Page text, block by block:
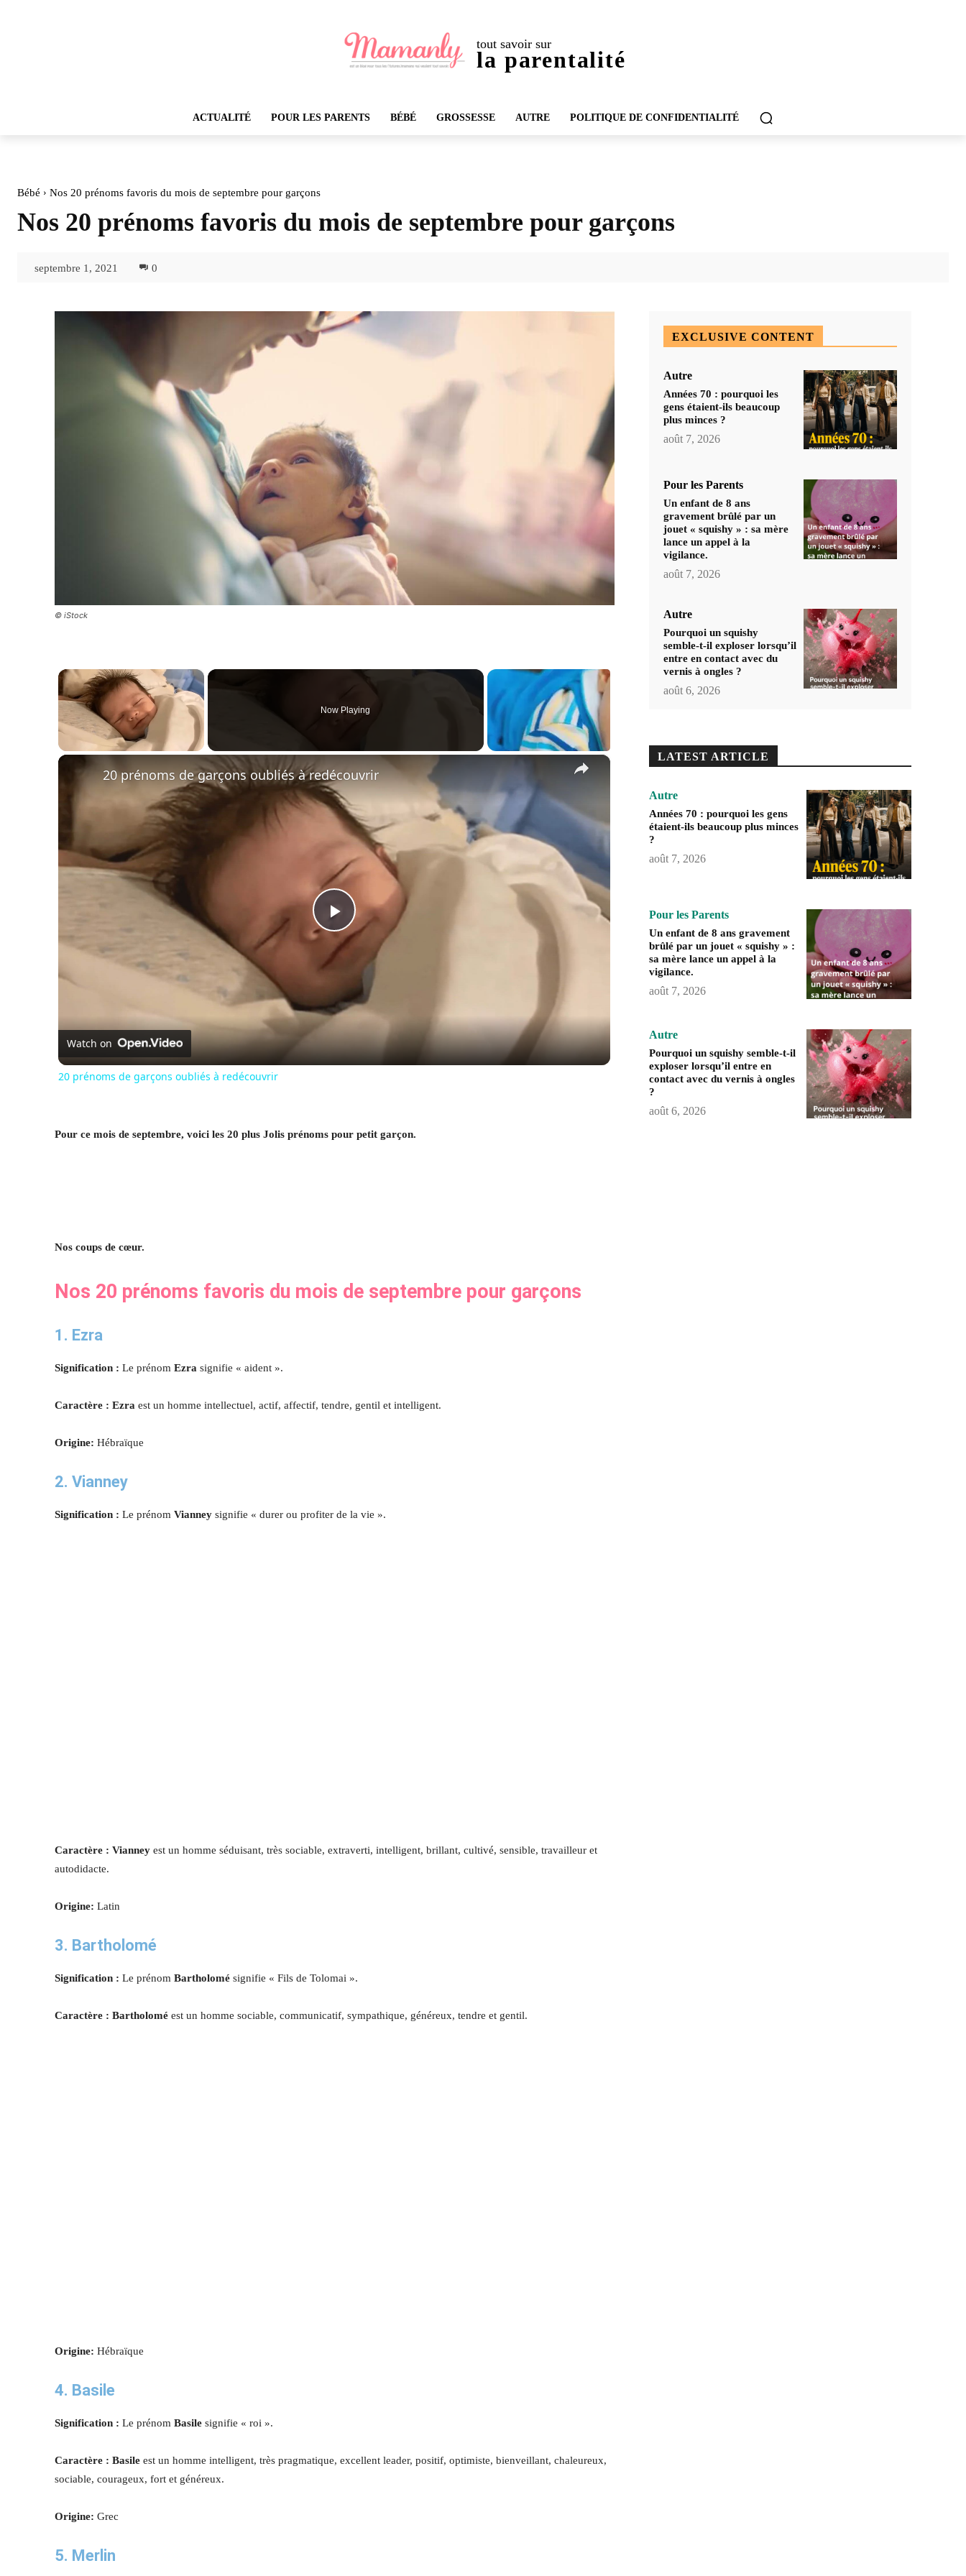
tout savoir sur
la parentalité
ACTUALITÉ POUR LES PARENTS BÉBÉ GROSSESSE AUTRE POLITIQUE DE CONFIDENTIALITÉ
Bébé Nos 20 prénoms favoris du mois de septembre pour garçons
Nos 20 prénoms favoris du mois de septembre pour garçons
septembre 1, 2021 0
© iStock
×
Now Playing
×
Play
Video
20 prénoms de garçons oubliés à redécouvrir
Watch on
20 prénoms de garçons oubliés à redécouvrir
Pour ce mois de septembre, voici les 20 plus Jolis prénoms pour petit garçon.
Nos coups de cœur.
Nos 20 prénoms favoris du mois de septembre pour garçons
1. Ezra
Signification : Le prénom Ezra signifie « aident ».
Caractère : Ezra est un homme intellectuel, actif, affectif, tendre, gentil et intelligent.
Origine: Hébraïque
2. Vianney
Signification : Le prénom Vianney signifie « durer ou profiter de la vie ».
Caractère : Vianney est un homme séduisant, très sociable, extraverti, intelligent, brillant, cultivé, sensible, travailleur et
autodidacte.
Origine: Latin
3. Bartholomé
Signification : Le prénom Bartholomé signifie « Fils de Tolomai ».
Caractère : Bartholomé est un homme sociable, communicatif, sympathique, généreux, tendre et gentil.
Origine: Hébraïque
4. Basile
Signification : Le prénom Basile signifie « roi ».
Caractère : Basile est un homme intelligent, très pragmatique, excellent leader, positif, optimiste, bienveillant, chaleureux,
sociable, courageux, fort et généreux.
Origine: Grec
5. Merlin
EXCLUSIVE CONTENT
Autre
Années 70 : pourquoi les
gens étaient-ils beaucoup
plus minces ?
août 7, 2026
Pour les Parents
Un enfant de 8 ans
gravement brûlé par un
jouet « squishy » : sa mère
lance un appel à la
vigilance.
août 7, 2026
Autre
Pourquoi un squishy
semble-t-il exploser lorsqu’il
entre en contact avec du
vernis à ongles ?
août 6, 2026
LATEST ARTICLE
Autre
Années 70 : pourquoi les gens
étaient-ils beaucoup plus minces
?
août 7, 2026
Pour les Parents
Un enfant de 8 ans gravement
brûlé par un jouet « squishy » :
sa mère lance un appel à la
vigilance.
août 7, 2026
Autre
Pourquoi un squishy semble-t-il
exploser lorsqu’il entre en
contact avec du vernis à ongles
?
août 6, 2026